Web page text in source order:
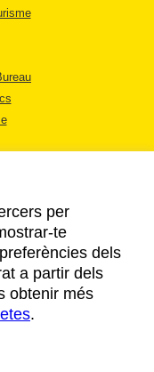
per
te
dels
a partir dels
obtenir més
.